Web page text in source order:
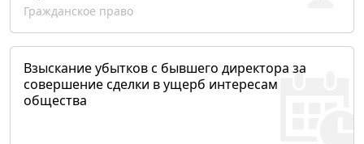
Гражданское право
Взыскание убытков с бывшего директора за
совершение сделки в ущерб интересам
общества